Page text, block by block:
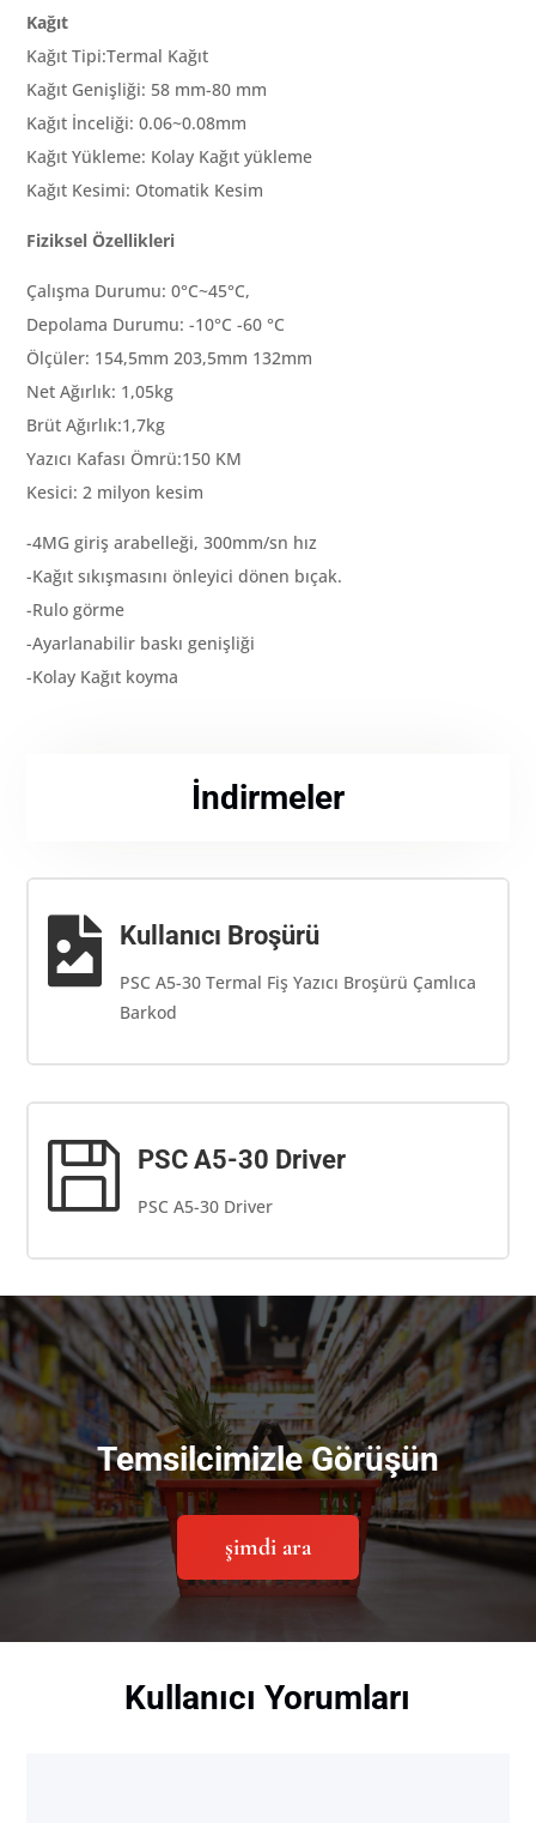
Kağıt
Kağıt Tipi:Termal Kağıt
Kağıt Genişliği: 58 mm-80 mm
Kağıt İnceliği: 0.06~0.08mm
Kağıt Yükleme: Kolay Kağıt yükleme
Kağıt Kesimi: Otomatik Kesim
Fiziksel Özellikleri
Çalışma Durumu: 0°C~45°C,
Depolama Durumu: -10°C -60 °C
Ölçüler: 154,5mm 203,5mm 132mm
Net Ağırlık: 1,05kg
Brüt Ağırlık:1,7kg
Yazıcı Kafası Ömrü:150 KM
Kesici: 2 milyon kesim
-4MG giriş arabelleği, 300mm/sn hız
-Kağıt sıkışmasını önleyici dönen bıçak.
-Rulo görme
-Ayarlanabilir baskı genişliği
-Kolay Kağıt koyma
İndirmeler
 Kullanıcı Broşürü
PSC A5-30 Termal Fiş Yazıcı Broşürü Çamlıca
Barkod
 PSC A5-30 Driver
PSC A5-30 Driver
Temsilcimizle Görüşün
şimdi ara
Kullanıcı Yorumları